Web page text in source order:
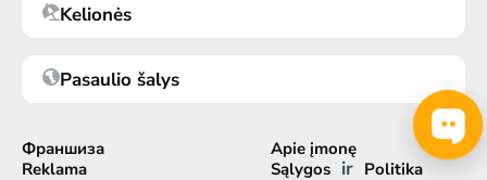
Kelionės
Pasaulio šalys
Франшиза
Reklama
Apie įmonę
Sąlygos ir Politika